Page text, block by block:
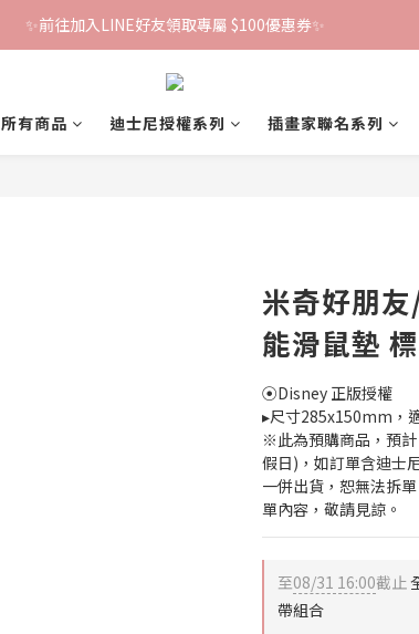
鐵粉群開張！限時加入贈100折價券🎀
✨前往加入LINE好友領取專屬 $100優惠券✨
鐵粉群開張！限時加入贈100折價券🎀
所有商品 迪士尼授權系列 插畫家聯名系列
米奇好朋
能滑鼠墊
⦿Disney 正版授權
▸尺寸285x150mm，
※此為預購商品，預
假日)，如訂單含迪士
一併出貨，恕無法拆
單內容，敬請見諒。
至08/31 16:00截止
帶組合